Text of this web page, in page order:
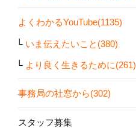
よくわかるYouTube(1135)
いま伝えたいこと(380)
より良く生きるために(261)
事務局の社窓から(302)
スタッフ募集